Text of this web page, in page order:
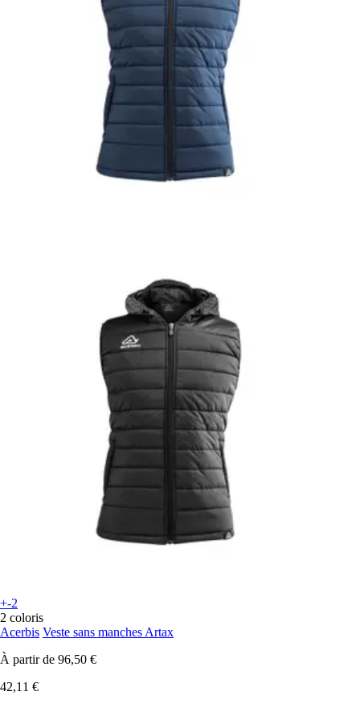
+-2
2 coloris
Acerbis Veste sans manches Artax
À partir de 96,50 €
42,11 €